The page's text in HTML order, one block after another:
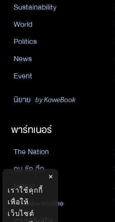
Sustainability
World
Politics
News
Event
นิยาย by KaweBook
พาร์ทเนอร์
The Nation
คม ชัด ลึก
Nation
Thainewsonline
×
เราใช้คุกกี้
เพื่อให้
เว็บไซต์